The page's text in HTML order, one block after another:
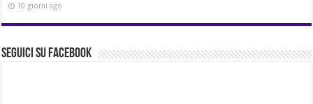
10 giorni ago
Seguici su Facebook